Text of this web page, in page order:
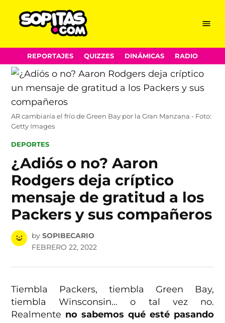
Skip
to
content
Menu
REPORTAJES QUIZZES DINÁMICAS RADIO
AR cambiaría el frío de Green Bay por la Gran Manzana - Foto:
Getty Images
POSTED
DEPORTES
¿Adiós o no? Aaron
Rodgers deja críptico
mensaje de gratitud a los
Packers y sus compañeros
by SOPIBECARIO
FEBRERO 22, 2022
Tiembla Packers, tiembla Green Bay,
tiembla Winsconsin… o tal vez no.
Realmente no sabemos qué esté pasando